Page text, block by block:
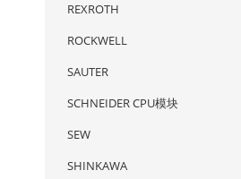
REXROTH
ROCKWELL
SAUTER
SCHNEIDER CPU模块
SEW
SHINKAWA